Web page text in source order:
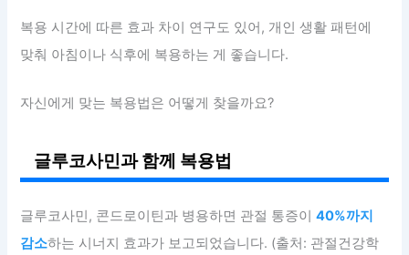
복용 시간에 따른 효과 차이 연구도 있어, 개인 생활 패턴에
맞춰 아침이나 식후에 복용하는 게 좋습니다.
자신에게 맞는 복용법은 어떻게 찾을까요?
글루코사민과 함께 복용법
글루코사민, 콘드로이틴과 병용하면 관절 통증이40%까지
감소하는 시너지 효과가 보고되었습니다. (출처: 관절건강학